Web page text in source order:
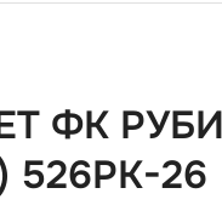
ФК
526РК-26